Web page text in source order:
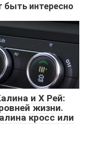
интересно
и Х Рей:
жизни.
кросс или